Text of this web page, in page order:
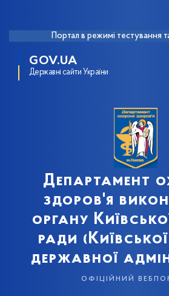
Портал в режимі тестування
GOV.UA
Державні сайти України
Департамент
здоров'я
органу
ради
державної
офіційний